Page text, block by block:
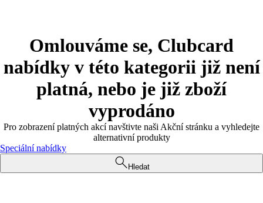
Omlouváme se, Clubcard
nabídky v této kategorii již není
platná, nebo je již zboží
vyprodáno
Pro zobrazení platných akcí navštivte naši Akční stránku a vyhledejte
alternativní produkty
Speciální nabídky
Hledat